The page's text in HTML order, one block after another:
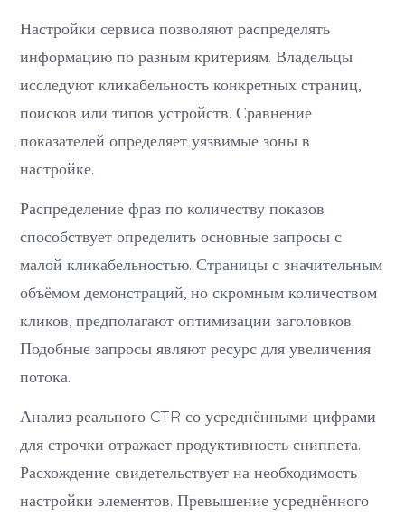
Настройки сервиса позволяют распределять
информацию по разным критериям. Владельцы
исследуют кликабельность конкретных страниц,
поисков или типов устройств. Сравнение
показателей определяет уязвимые зоны в
настройке.
Распределение фраз по количеству показов
способствует определить основные запросы с
малой кликабельностью. Страницы с значительным
объёмом демонстраций, но скромным количеством
кликов, предполагают оптимизации заголовков.
Подобные запросы являют ресурс для увеличения
потока.
Анализ реального CTR со усреднёнными цифрами
для строчки отражает продуктивность сниппета.
Расхождение свидетельствует на необходимость
настройки элементов. Превышение усреднённого